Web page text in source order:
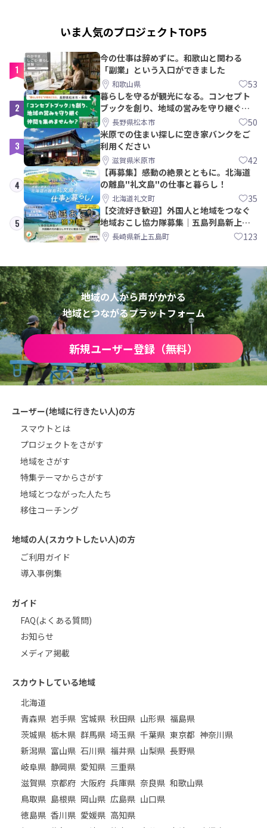
いま人気のプロジェクトTOP5
1
今の仕事は辞めずに。和歌山と関わる
「副業」という入口ができました
和歌山県 53
2
暮らしを守るが観光になる。コンセプト
ブックを創り、地域の営みを守り継ぐ仲
間を集めませんか？
長野県松本市 50
3
米原での住まい探しに空き家バンクをご
利用ください
滋賀県米原市 42
4
【再募集】感動の絶景とともに。北海道
の離島"礼文島"の仕事と暮らし！
北海道礼文町 35
5
【交流好き歓迎】外国人と地域をつなぐ
地域おこし協力隊募集｜五島列島新上五
島町長崎県新上五島町 123
地域の人から声がかかる
地域とつながるプラットフォーム
新規ユーザー登録（無料）
ユーザー(地域に行きたい人)の方
スマウトとは
プロジェクトをさがす
地域をさがす
特集テーマからさがす
地域とつながった人たち
移住コーチング
地域の人(スカウトしたい人)の方
ご利用ガイド
導入事例集
ガイド
FAQ(よくある質問)
お知らせ
メディア掲載
スカウトしている地域
北海道
青森県 岩手県 宮城県 秋田県 山形県 福島県
茨城県 栃木県 群馬県 埼玉県 千葉県 東京都 神奈川県
新潟県 富山県 石川県 福井県 山梨県 長野県
岐阜県 静岡県 愛知県 三重県
滋賀県 京都府 大阪府 兵庫県 奈良県 和歌山県
鳥取県 島根県 岡山県 広島県 山口県
徳島県 香川県 愛媛県 高知県